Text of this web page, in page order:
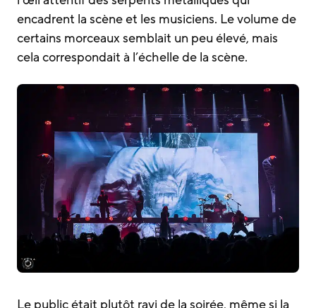
encadrent la scène et les musiciens. Le volume de
certains morceaux semblait un peu élevé, mais
cela correspondait à l’échelle de la scène.
Le public était plutôt ravi de la soirée, même si la